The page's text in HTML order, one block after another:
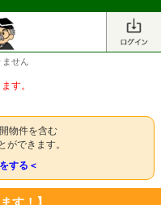
せん
す。
物件を含む
ができます。
する＜
す！】